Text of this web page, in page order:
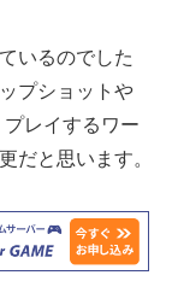
いるのでした
プショットや
レイするワー
だと思います。